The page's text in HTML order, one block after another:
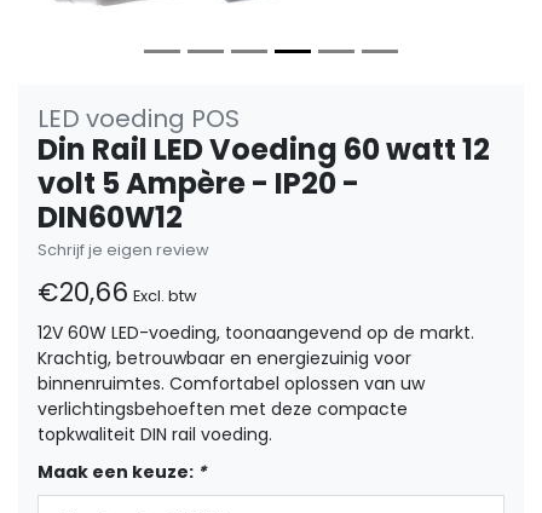
LED voeding POS
Din Rail LED Voeding 60 watt 12
volt 5 Ampère - IP20 -
DIN60W12
Schrijf je eigen review
€20,66 Excl. btw
12V 60W LED-voeding, toonaangevend op de markt.
Krachtig, betrouwbaar en energiezuinig voor
binnenruimtes. Comfortabel oplossen van uw
verlichtingsbehoeften met deze compacte
topkwaliteit DIN rail voeding.
Maak een keuze: *